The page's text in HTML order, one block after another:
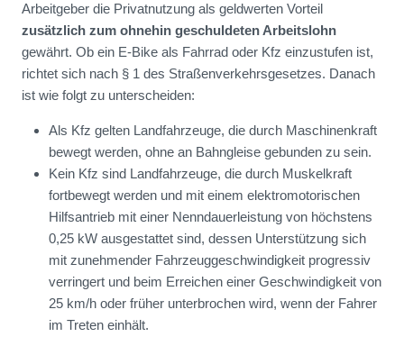
Arbeitgeber die Privatnutzung als geldwerten Vorteil
zusätzlich zum ohnehin geschuldeten Arbeitslohn
gewährt. Ob ein E-Bike als Fahrrad oder Kfz einzustufen ist,
richtet sich nach § 1 des Straßenverkehrsgesetzes. Danach
ist wie folgt zu unterscheiden:
Als Kfz gelten Landfahrzeuge, die durch Maschinenkraft
bewegt werden, ohne an Bahngleise gebunden zu sein.
Kein Kfz sind Landfahrzeuge, die durch Muskelkraft
fortbewegt werden und mit einem elektromotorischen
Hilfsantrieb mit einer Nenndauerleistung von höchstens
0,25 kW ausgestattet sind, dessen Unterstützung sich
mit zunehmender Fahrzeuggeschwindigkeit progressiv
verringert und beim Erreichen einer Geschwindigkeit von
25 km/h oder früher unterbrochen wird, wenn der Fahrer
im Treten einhält.